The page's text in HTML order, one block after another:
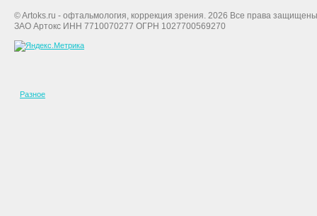
© Artoks.ru - офтальмология, коррекция зрения. 2026 Все права
ЗАО Артокс ИНН 7710070277 ОГРН 1027700569270
Разное